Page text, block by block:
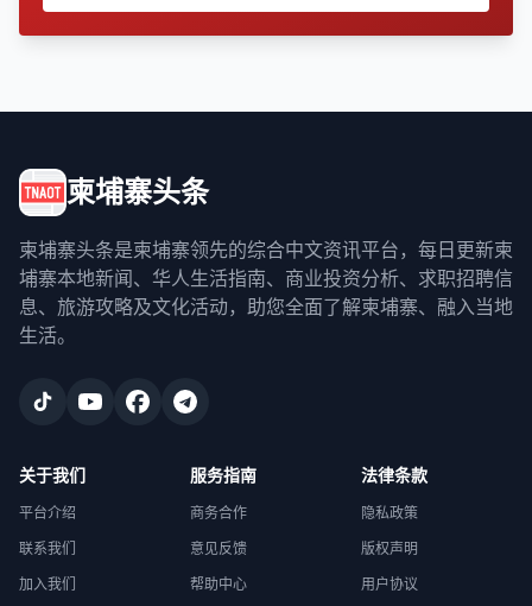
柬埔寨头条
柬埔寨头条是柬埔寨领先的综合中文资讯平台，每日更新柬
埔寨本地新闻、华人生活指南、商业投资分析、求职招聘信
息、旅游攻略及文化活动，助您全面了解柬埔寨、融入当地
生活。
关于我们
平台介绍
联系我们
加入我们
服务指南
商务合作
意见反馈
帮助中心
法律条款
隐私政策
版权声明
用户协议